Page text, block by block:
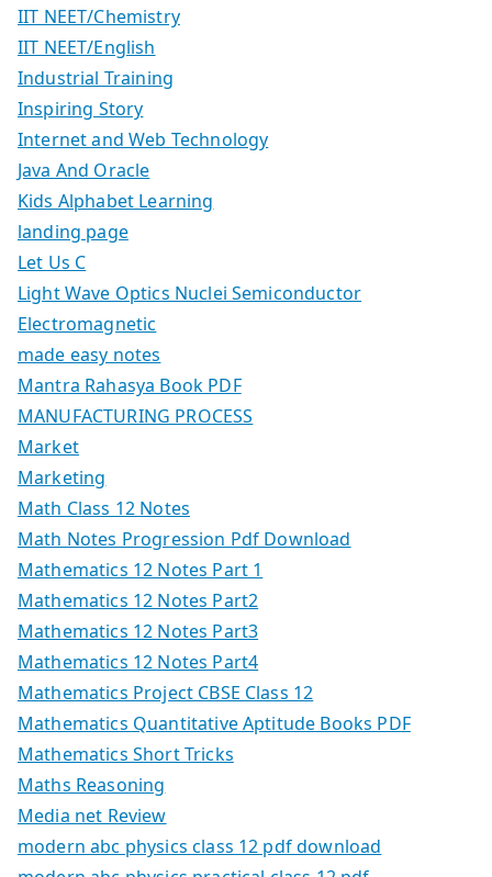
IIT NEET/Chemistry
IIT NEET/English
Industrial Training
Inspiring Story
Internet and Web Technology
Java And Oracle
Kids Alphabet Learning
landing page
Let Us C
Light Wave Optics Nuclei Semiconductor
Electromagnetic
made easy notes
Mantra Rahasya Book PDF
MANUFACTURING PROCESS
Market
Marketing
Math Class 12 Notes
Math Notes Progression Pdf Download
Mathematics 12 Notes Part 1
Mathematics 12 Notes Part2
Mathematics 12 Notes Part3
Mathematics 12 Notes Part4
Mathematics Project CBSE Class 12
Mathematics Quantitative Aptitude Books PDF
Mathematics Short Tricks
Maths Reasoning
Media net Review
modern abc physics class 12 pdf download